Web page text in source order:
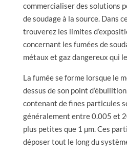
commercialiser des solutions
de soudage à la source. Dans
trouverez les limites
concernant les fumées de
métaux et gaz dangereux qui
La fumée se forme lorsque le
dessus de son point
contenant de fines particules
généralement entre 0.005 et
plus petites que 1 µm. Ces
déposer tout le long du